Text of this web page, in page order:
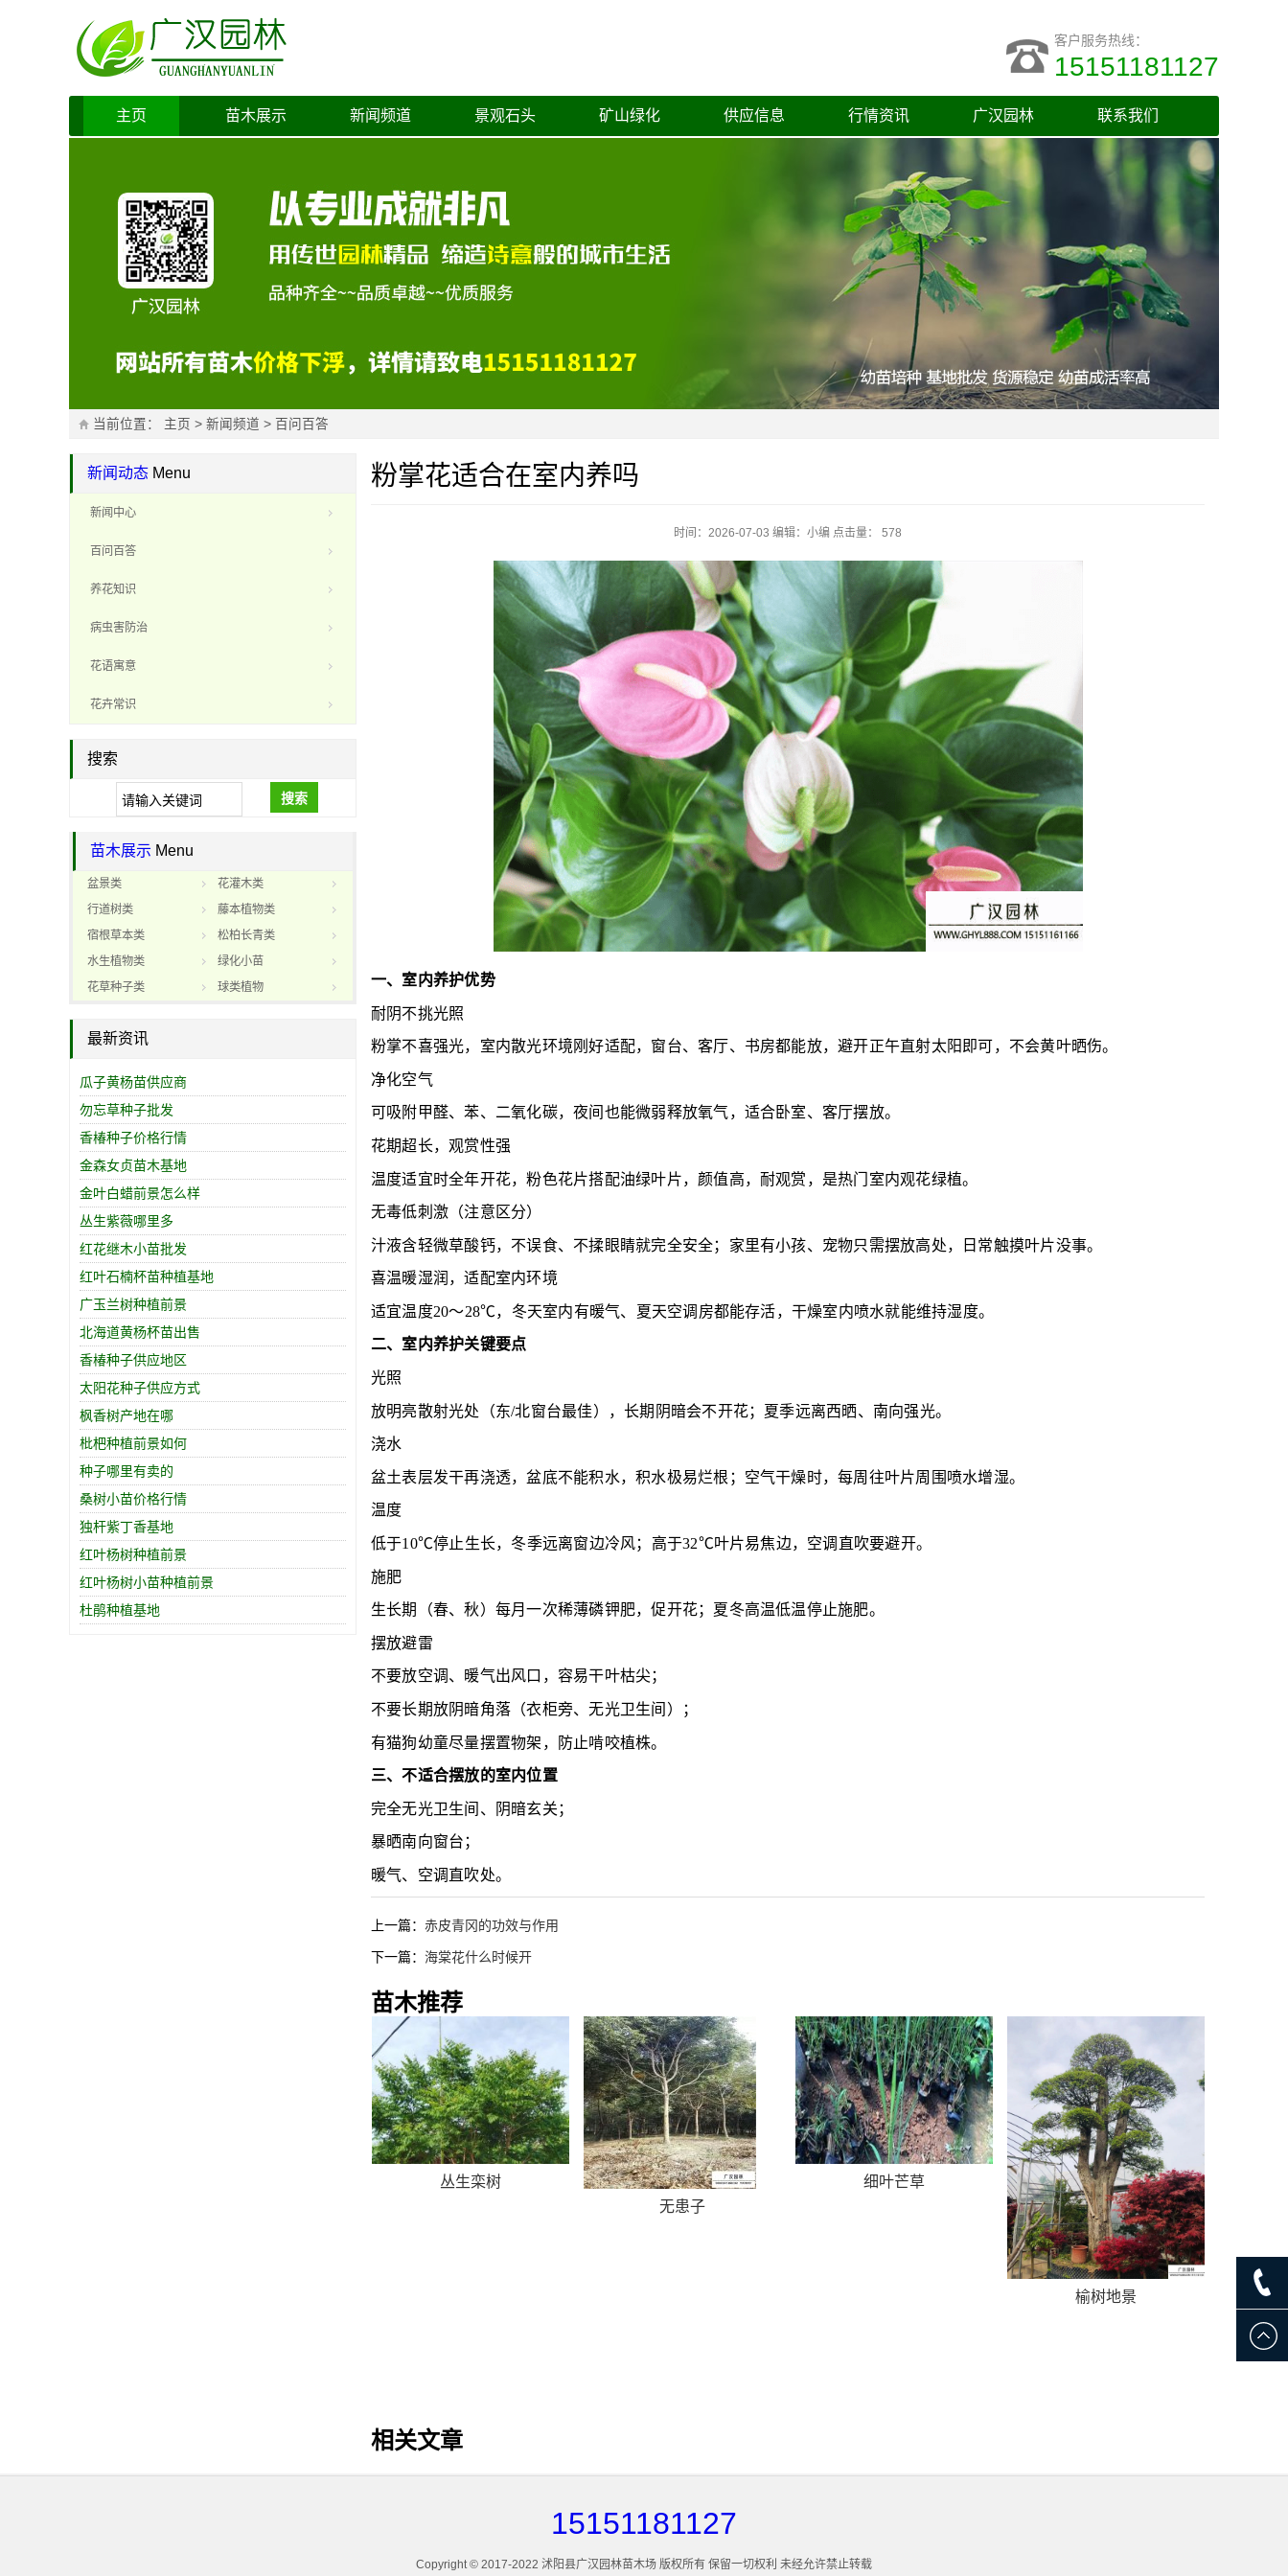
客户服务热线：
15151181127
主页 苗木展示 新闻频道 景观石头 矿山绿化 供应信息 行情资讯 广汉园林 联系我们
当前位置： 主页 > 新闻频道 > 百问百答
新闻动态 Menu
新闻中心
百问百答
养花知识
病虫害防治
花语寓意
花卉常识
搜索
搜索
苗木展示 Menu
盆景类
花灌木类
行道树类
藤本植物类
宿根草本类
松柏长青类
水生植物类
绿化小苗
花草种子类
球类植物
最新资讯
瓜子黄杨苗供应商
勿忘草种子批发
香椿种子价格行情
金森女贞苗木基地
金叶白蜡前景怎么样
丛生紫薇哪里多
红花继木小苗批发
红叶石楠杯苗种植基地
广玉兰树种植前景
北海道黄杨杯苗出售
香椿种子供应地区
太阳花种子供应方式
枫香树产地在哪
枇杷种植前景如何
种子哪里有卖的
桑树小苗价格行情
独杆紫丁香基地
红叶杨树种植前景
红叶杨树小苗种植前景
杜鹃种植基地
粉掌花适合在室内养吗
时间：2026-07-03 编辑： 小编 点击量： 578
一、室内养护优势
耐阴不挑光照
粉掌不喜强光，室内散光环境刚好适配，窗台、客厅、书房都能放，避开正午直射太阳即可，不会黄叶晒伤。
净化空气
可吸附甲醛、苯、二氧化碳，夜间也能微弱释放氧气，适合卧室、客厅摆放。
花期超长，观赏性强
温度适宜时全年开花，粉色花片搭配油绿叶片，颜值高，耐观赏，是热门室内观花绿植。
无毒低刺激（注意区分）
汁液含轻微草酸钙，不误食、不揉眼睛就完全安全；家里有小孩、宠物只需摆放高处，日常触摸叶片没事。
喜温暖湿润，适配室内环境
适宜温度20～28℃，冬天室内有暖气、夏天空调房都能存活，干燥室内喷水就能维持湿度。
二、室内养护关键要点
光照
放明亮散射光处（东/北窗台最佳），长期阴暗会不开花；夏季远离西晒、南向强光。
浇水
盆土表层发干再浇透，盆底不能积水，积水极易烂根；空气干燥时，每周往叶片周围喷水增湿。
温度
低于10℃停止生长，冬季远离窗边冷风；高于32℃叶片易焦边，空调直吹要避开。
施肥
生长期（春、秋）每月一次稀薄磷钾肥，促开花；夏冬高温低温停止施肥。
摆放避雷
不要放空调、暖气出风口，容易干叶枯尖；
不要长期放阴暗角落（衣柜旁、无光卫生间）；
有猫狗幼童尽量摆置物架，防止啃咬植株。
三、不适合摆放的室内位置
完全无光卫生间、阴暗玄关；
暴晒南向窗台；
暖气、空调直吹处。
上一篇： 赤皮青冈的功效与作用
下一篇： 海棠花什么时候开
苗木推荐
丛生栾树
无患子
细叶芒草
榆树地景
相关文章
15151181127
Copyright © 2017-2022 沭阳县广汉园林苗木场 版权所有 保留一切权利 未经允许禁止转载